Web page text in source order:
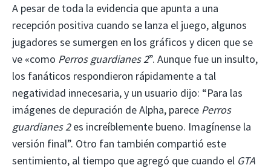
A pesar de toda la evidencia que apunta a una
recepción positiva cuando se lanza el juego, algunos
jugadores se sumergen en los gráficos y dicen que se
ve «como Perros guardianes 2”. Aunque fue un insulto,
los fanáticos respondieron rápidamente a tal
negatividad innecesaria, y un usuario dijo: “Para las
imágenes de depuración de Alpha, parece Perros
guardianes 2es increíblemente bueno. Imagínense la
versión final”. Otro fan también compartió este
sentimiento, al tiempo que agregó que cuando el GTA